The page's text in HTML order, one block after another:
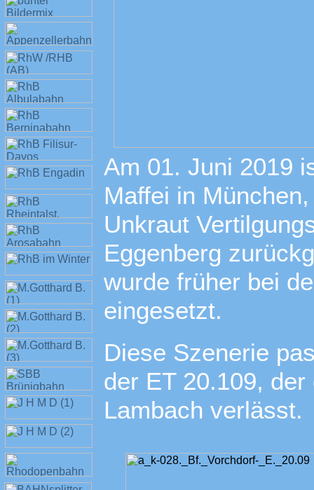
Am 01. Juni 2019
Maffei in
Unkraut
Eggenberg
wurde früher bei
eingesetzt.
Diese Szenerie
der ET 20.109,
Lambach verlässt.